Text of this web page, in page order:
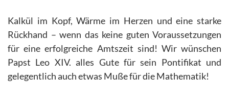
Kalkül im Kopf, Wärme im Herzen und eine starke
Rückhand – wenn das keine guten Voraussetzungen
für eine erfolgreiche Amtszeit sind! Wir wünschen
Papst Leo XIV. alles Gute für sein Pontifikat und
gelegentlich auch etwas Muße für die Mathematik!